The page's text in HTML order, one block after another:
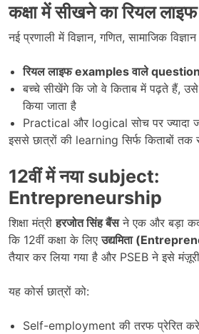
कक्षा में सीखने का रियल
नई प्रणाली में विज्ञान, गणित, सामाजिक
रियल लाइफexamplesवाले
बच्चे सीखेंगे कि जो वे किताब में पढ़ते हैं,
किया जाता है
Practical और logical सोच पर ज्यादा
इससे छात्रों की learning सिर्फ किताबों तक
12वीं में नया subject:
Entrepreneurship
शिक्षा मंत्रीहरजोत सिंह बैंसने एक और बड़ा
कि 12वीं कक्षा के लिएउद्यमिता (
तैयार कर लिया गया है और PSEB ने इसे
यह कोर्स छात्रों को:
Self-employment की तरफ प्रेरित